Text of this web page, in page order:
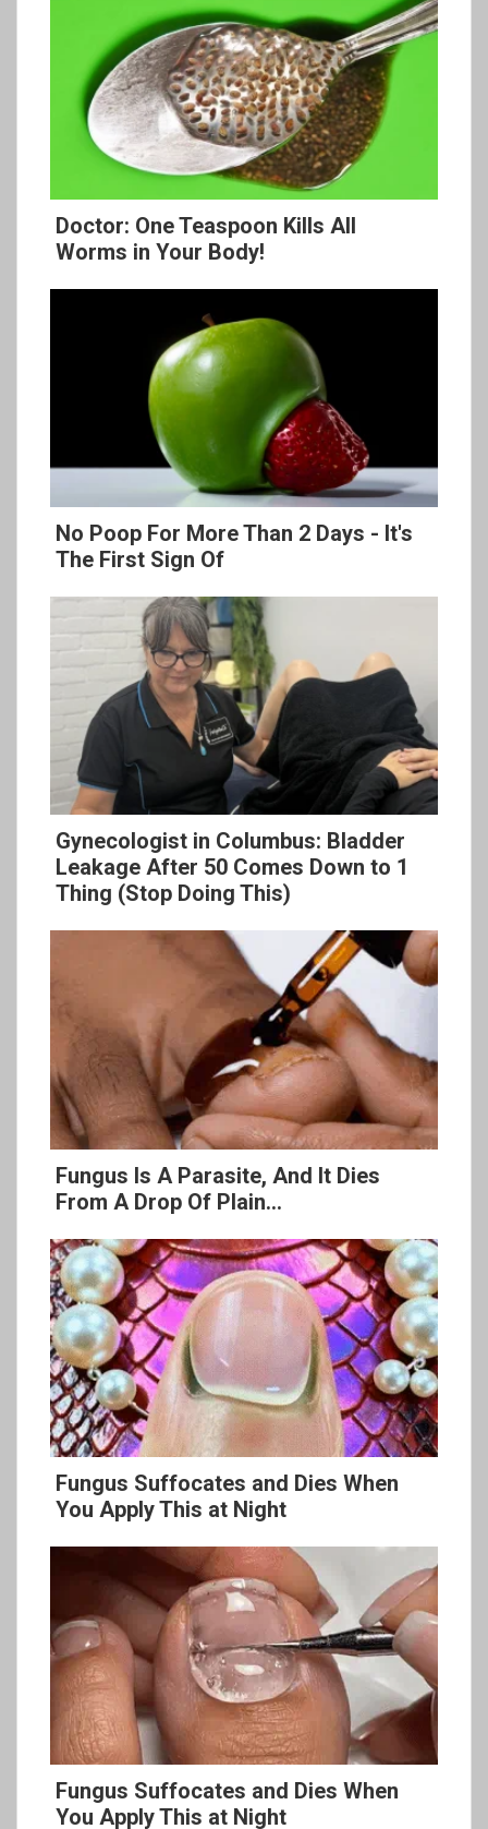
Doctor: One Teaspoon Kills All
Worms in Your Body!
No Poop For More Than 2 Days - It's
The First Sign Of
Gynecologist in Columbus: Bladder
Leakage After 50 Comes Down to 1
Thing (Stop Doing This)
Fungus Is A Parasite, And It Dies
From A Drop Of Plain...
Fungus Suffocates and Dies When
You Apply This at Night
Fungus Suffocates and Dies When
You Apply This at Night